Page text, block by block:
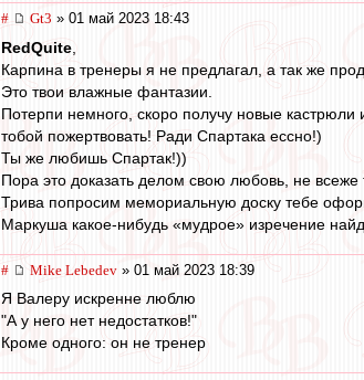
# Gt3 » 01 май 2023 18:43
RedQuite
Карпина в тренеры я не предлагал, а так же
Это твои влажные фантазии.
Потерпи немного, скоро получу новые
тобой пожертвовать! Ради Спартака ессно!)
Ты же любишь Спартак!))
Пора это доказать делом свою любовь, не
Трива попросим мемориальную доску тебе
Маркуша какое-нибудь «мудрое» изречение
# Mike Lebedev » 01 май 2023 18:39
Я Валеру искренне люблю
"А у него нет недостатков!"
Кроме одного: он не тренер